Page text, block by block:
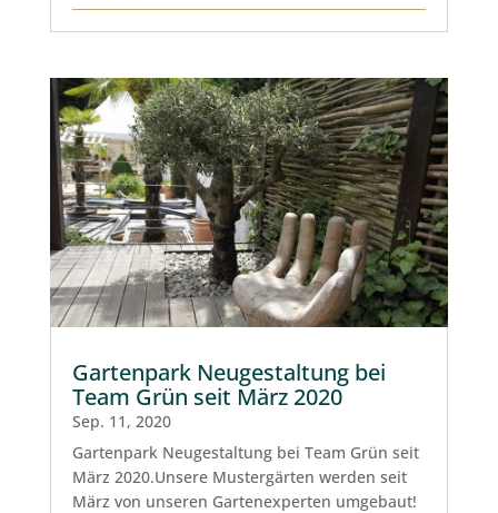
Gartenpark Neugestaltung bei
Team Grün seit März 2020
Sep. 11, 2020
Gartenpark Neugestaltung bei Team Grün seit
März 2020.Unsere Mustergärten werden seit
März von unseren Gartenexperten umgebaut!